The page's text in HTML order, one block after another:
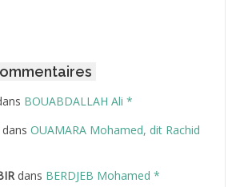
BOUABDALLAH Ali *
OUAMARA Mohamed, dit Rachid
dans BERDJEB Mohamed *